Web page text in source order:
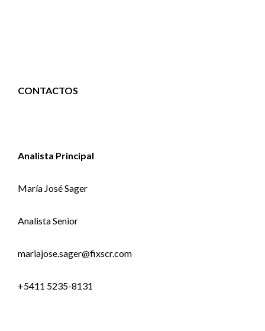
CONTACTOS
Analista Principal
María José Sager
Analista Senior
mariajose.sager@fixscr.com
+5411 5235-8131